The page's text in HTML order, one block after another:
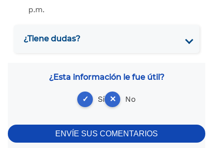
p.m.
¿Tiene dudas?
¿Esta información le fue útil?
✓ Sí ✕ No
ENVÍE SUS COMENTARIOS